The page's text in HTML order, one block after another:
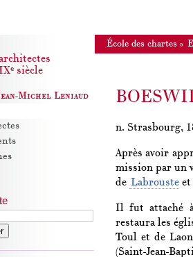
École des chartes »
e siècle
Michel Leniaud
n. Strasbourg,
Après avoir
mission par un
de Labrousteet
Il fut attaché
restaura les
Toul et de
(Saint-Jean-